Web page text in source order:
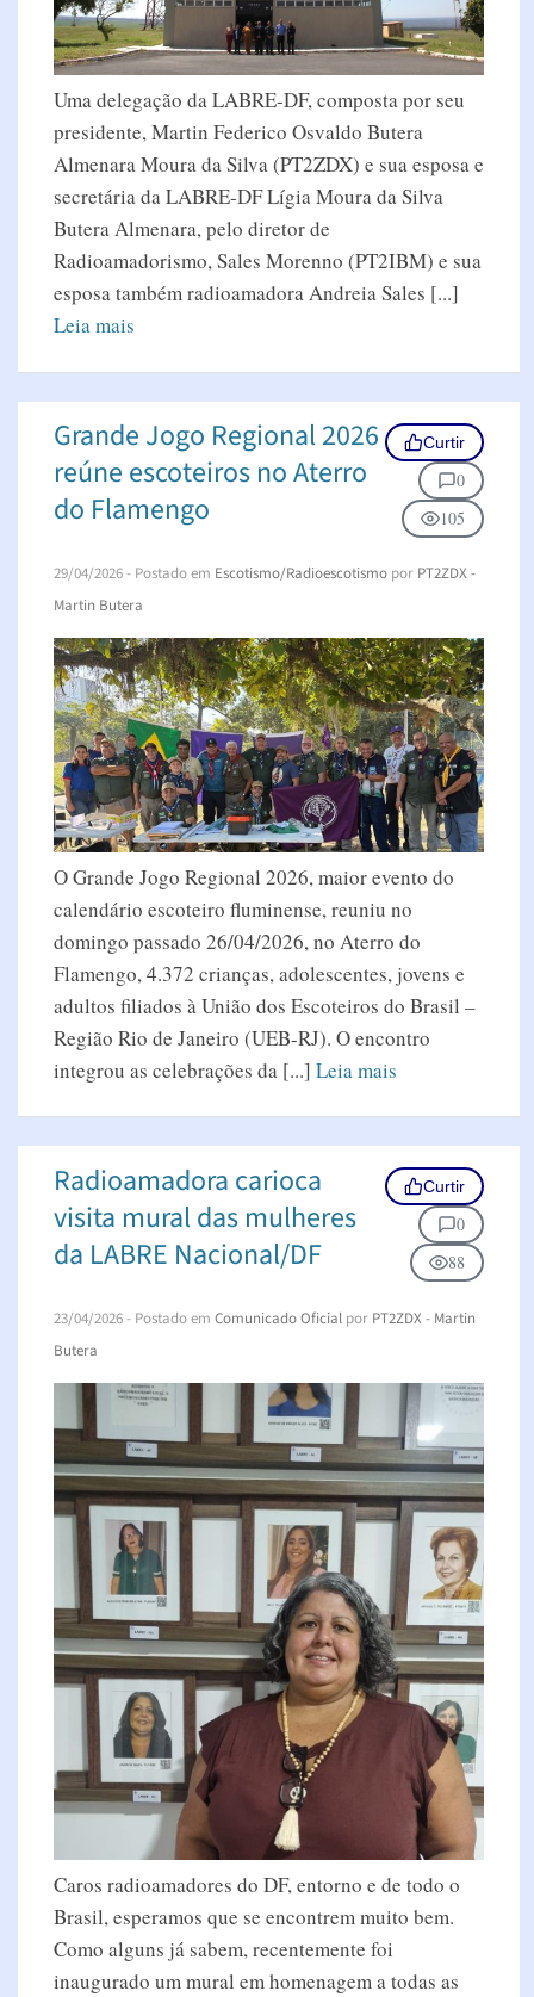
Uma delegação da LABRE-DF, composta por seu
presidente, Martin Federico Osvaldo Butera
Almenara Moura da Silva (PT2ZDX) e sua esposa e
secretária da LABRE-DF Lígia Moura da Silva
Butera Almenara, pelo diretor de
Radioamadorismo, Sales Morenno (PT2IBM) e sua
esposa também radioamadora Andreia Sales [...]
Leia mais
Grande Jogo Regional 2026
reúne escoteiros no Aterro
do Flamengo
Curtir
0
105
29/04/2026- Postado em Escotismo/Radioescotismo por PT2ZDX -
Martin Butera
O Grande Jogo Regional 2026, maior evento do
calendário escoteiro fluminense, reuniu no
domingo passado 26/04/2026, no Aterro do
Flamengo, 4.372 crianças, adolescentes, jovens e
adultos filiados à União dos Escoteiros do Brasil –
Região Rio de Janeiro (UEB-RJ). O encontro
integrou as celebrações da [...] Leia mais
Radioamadora carioca
visita mural das mulheres
da LABRE Nacional/DF
Curtir
0
88
23/04/2026- Postado em Comunicado Oficial por PT2ZDX - Martin
Butera
Caros radioamadores do DF, entorno e de todo o
Brasil, esperamos que se encontrem muito bem.
Como alguns já sabem, recentemente foi
inaugurado um mural em homenagem a todas as